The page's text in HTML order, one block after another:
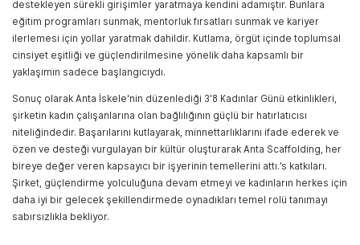
destekleyen sürekli girişimler yaratmaya kendini adamıştır. Bunlara
eğitim programları sunmak, mentorluk fırsatları sunmak ve kariyer
ilerlemesi için yollar yaratmak dahildir. Kutlama, örgüt içinde toplumsal
cinsiyet eşitliği ve güçlendirilmesine yönelik daha kapsamlı bir
yaklaşımın sadece başlangıcıydı.
Sonuç olarak Anta İskele'nin düzenlediği 3'8 Kadınlar Günü etkinlikleri,
şirketin kadın çalışanlarına olan bağlılığının güçlü bir hatırlatıcısı
niteliğindedir. Başarılarını kutlayarak, minnettarlıklarını ifade ederek ve
özen ve desteği vurgulayan bir kültür oluşturarak Anta Scaffolding, her
bireye değer veren kapsayıcı bir işyerinin temellerini attı.’s katkıları.
Şirket, güçlendirme yolculuğuna devam etmeyi ve kadınların herkes için
daha iyi bir gelecek şekillendirmede oynadıkları temel rolü tanımayı
sabırsızlıkla bekliyor.